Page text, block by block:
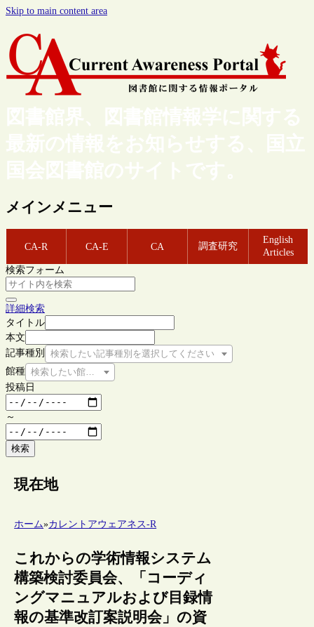
Skip to main content area
図書館界、図書館情報学に関する
最新の情報をお知らせする、国立
国会図書館のサイトです。
メインメニュー
CA-R CA-E CA 調査研究
English
Articles
検索フォーム
詳細検索
タイトル
本文
記事種別
検索したい記事種別を選択してください
館種 検索したい館種を選択してください
投稿日
～
検索
現在地
ホーム»カレントアウェアネス-R
これからの学術情報システム
構築検討委員会、「コーディ
ングマニュアルおよび目録情
報の基準改訂案説明会」の資